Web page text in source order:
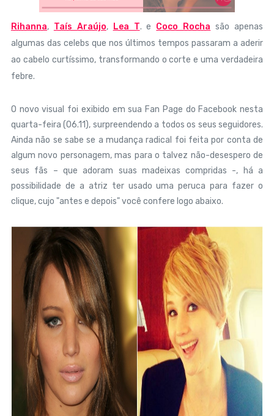
Rihanna, Taís Araújo, Lea T. e Coco Rocha são apenas
algumas das celebs que nos últimos tempos passaram a aderir
ao cabelo curtíssimo, transformando o corte e uma verdadeira
febre.
O novo visual foi exibido em sua Fan Page do Facebook nesta
quarta-feira (06.11), surpreendendo a todos os seus seguidores.
Ainda não se sabe se a mudança radical foi feita por conta de
algum novo personagem, mas para o talvez não-desespero de
seus fãs – que adoram suas madeixas compridas -, há a
possibilidade de a atriz ter usado uma peruca para fazer o
clique, cujo "antes e depois" você confere logo abaixo.